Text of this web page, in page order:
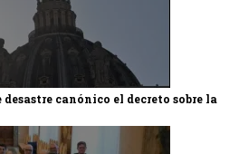
canónico el decreto sobre la